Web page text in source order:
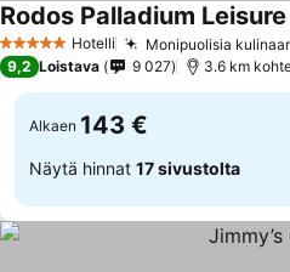
5 Tähtiluokitus
Hotelli Monipuolisia
Rodos Palladium
9,2 Loistava 9 027 3.6 km
Alkaen 143 €
Näytä hinnat 17 sivustolta